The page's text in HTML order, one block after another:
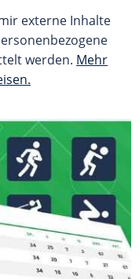
externe Inhalte
werden. Mehr